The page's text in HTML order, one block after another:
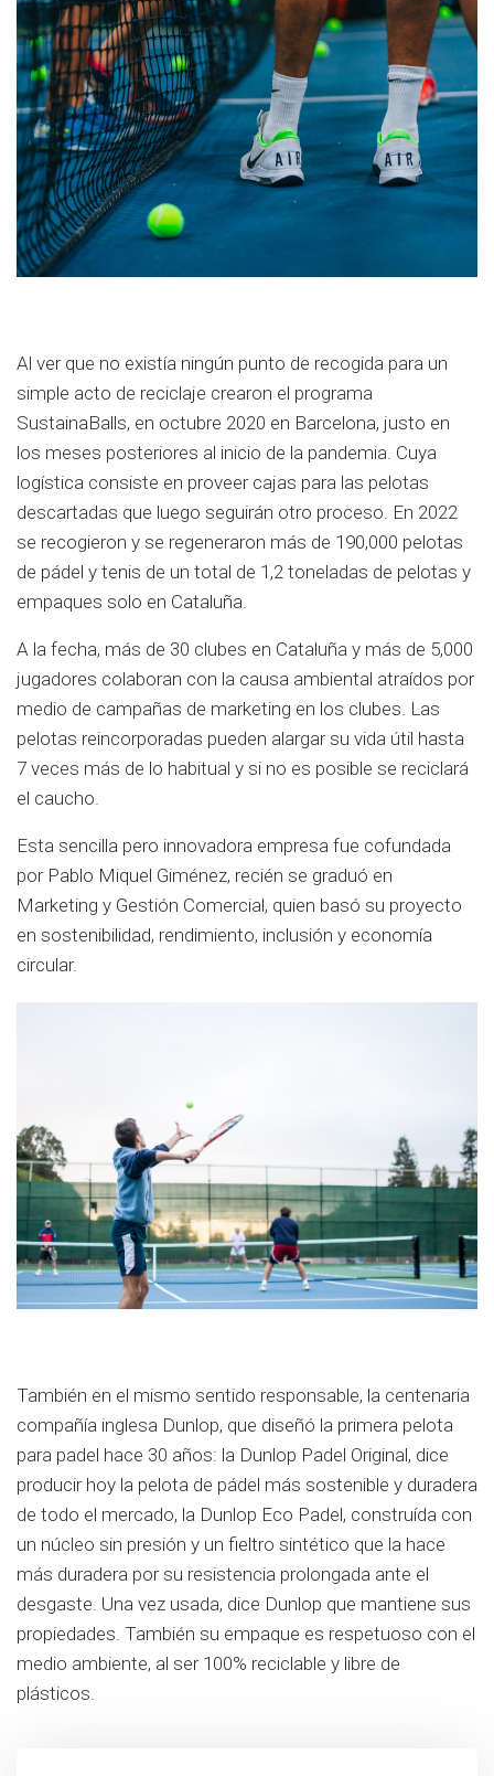
Al ver que no existía ningún punto de recogida para un
simple acto de reciclaje crearon el programa
SustainaBalls, en octubre 2020 en Barcelona, justo en
los meses posteriores al inicio de la pandemia. Cuya
logística consiste en proveer cajas para las pelotas
descartadas que luego seguirán otro proceso. En 2022
se recogieron y se regeneraron más de 190,000 pelotas
de pádel y tenis de un total de 1,2 toneladas de pelotas y
empaques solo en Cataluña.
A la fecha, más de 30 clubes en Cataluña y más de 5,000
jugadores colaboran con la causa ambiental atraídos por
medio de campañas de marketing en los clubes. Las
pelotas reincorporadas pueden alargar su vida útil hasta
7 veces más de lo habitual y si no es posible se reciclará
el caucho.
Esta sencilla pero innovadora empresa fue cofundada
por Pablo Miquel Giménez, recién se graduó en
Marketing y Gestión Comercial, quien basó su proyecto
en sostenibilidad, rendimiento, inclusión y economía
circular.
También en el mismo sentido responsable, la centenaria
compañía inglesa Dunlop, que diseñó la primera pelota
para padel hace 30 años: la Dunlop Padel Original, dice
producir hoy la pelota de pádel más sostenible y duradera
de todo el mercado, la Dunlop Eco Padel, construída con
un núcleo sin presión y un fieltro sintético que la hace
más duradera por su resistencia prolongada ante el
desgaste. Una vez usada, dice Dunlop que mantiene sus
propiedades. También su empaque es respetuoso con el
medio ambiente, al ser 100% reciclable y libre de
plásticos.